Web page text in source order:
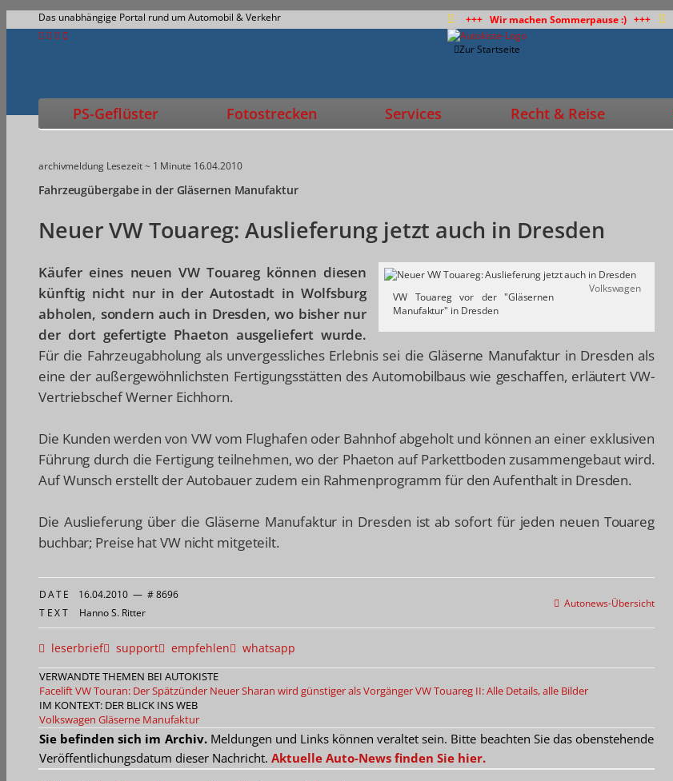
Das unabhängige Portal rund um Automobil & Verkehr +++ Wir machen Sommerpause :) +++
Zur Startseite
PS-Geflüster Fotostrecken Services Recht & Reise
archivmeldung Lesezeit ~ 1 Minute 16.04.2010
Fahrzeugübergabe in der Gläsernen Manufaktur
Neuer VW Touareg: Auslieferung jetzt auch in Dresden
Volkswagen
VW Touareg vor der "Gläsernen
Manufaktur" in Dresden
Käufer eines neuen VW Touareg können diesen
künftig nicht nur in der Autostadt in Wolfsburg
abholen, sondern auch in Dresden, wo bisher nur
der dort gefertigte Phaeton ausgeliefert wurde.
Für die Fahrzeugabholung als unvergessliches Erlebnis sei die Gläserne Manufaktur in Dresden als
eine der außergewöhnlichsten Fertigungsstätten des Automobilbaus wie geschaffen, erläutert VW-
Vertriebschef Werner Eichhorn.
Die Kunden werden von VW vom Flughafen oder Bahnhof abgeholt und können an einer exklusiven
Führung durch die Fertigung teilnehmen, wo der Phaeton auf Parkettboden zusammengebaut wird.
Auf Wunsch erstellt der Autobauer zudem ein Rahmenprogramm für den Aufenthalt in Dresden.
Die Auslieferung über die Gläserne Manufaktur in Dresden ist ab sofort für jeden neuen Touareg
buchbar; Preise hat VW nicht mitgeteilt.
Autonews-Übersicht
DATE 16.04.2010 — # 8696
TEXT Hanno S. Ritter
leserbrief support empfehlen whatsapp
VERWANDTE THEMEN BEI AUTOKISTE
Facelift VW Touran: Der Spätzünder Neuer Sharan wird günstiger als VorgängerVW Touareg II: Alle Details, alle Bilder
IM KONTEXT: DER BLICK INS WEB
Volkswagen Gläserne Manufaktur
Sie befinden sich im Archiv.Meldungen und Links können veraltet sein. Bitte beachten Sie das obenstehende
Veröffentlichungsdatum dieser Nachricht. Aktuelle Auto-News finden Sie hier.